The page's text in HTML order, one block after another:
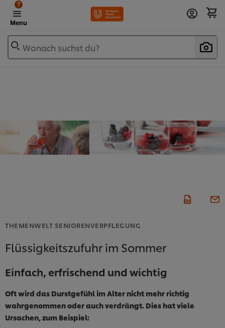
Menu
?
Wonach suchst du?
THEMENWELT SENIORENVERPFLEGUNG
Flüssigkeitszufuhr im Sommer
Einfach, erfrischend und wichtig
Oft wird das Durstgefühl im Alter nicht mehr richtig
wahrgenommen oder auch verdrängt. Dies hat viele
Ursachen, zum Beispiel: